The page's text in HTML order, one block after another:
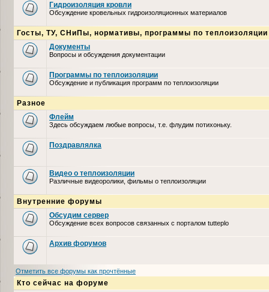
Гидроизоляция кровли
Обсуждение кровельных гидроизоляционных материалов
Госты, ТУ, СНиПы, нормативы, программы по теплоизоляции
Документы
Вопросы и обсуждения документации
Программы по теплоизоляции
Обсуждение и публикация программ по теплоизоляции
Разное
Флейм
Здесь обсуждаем любые вопросы, т.е. флудим потихоньку.
Поздравлялка
Видео о теплоизоляции
Различные видеоролики, фильмы о теплоизоляции
Внутренние форумы
Обсудим сервер
Обсуждение всех вопросов связанных с порталом tutteplo
Архив форумов
Отметить все форумы как прочтённые
Кто сейчас на форуме